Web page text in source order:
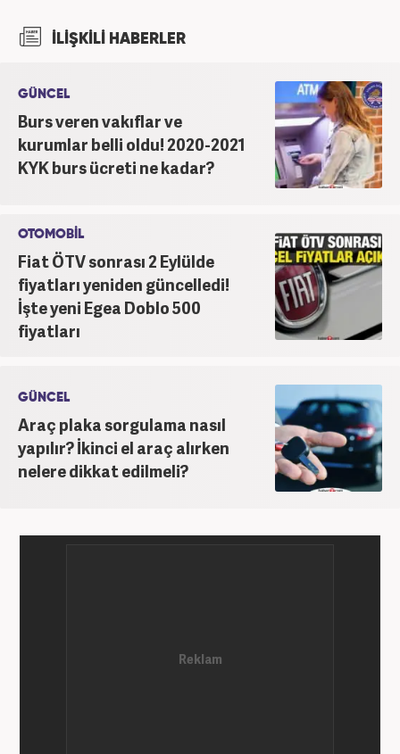
İLİŞKİLİ HABERLER
GÜNCEL
Burs veren vakıflar ve
kurumlar belli oldu! 2020-2021
KYK burs ücreti ne kadar?
OTOMOBİL
Fiat ÖTV sonrası 2 Eylülde
fiyatları yeniden güncelledi!
İşte yeni Egea Doblo 500
fiyatları
GÜNCEL
Araç plaka sorgulama nasıl
yapılır? İkinci el araç alırken
nelere dikkat edilmeli?